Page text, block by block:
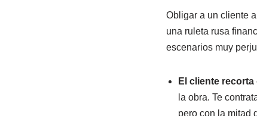
Obligar a un cliente
una ruleta rusa
escenarios muy
El cliente
la obra. Te
pero con la mitad